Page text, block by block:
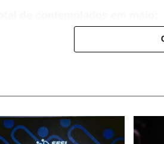
são trabalhadores da
são servidores públicos,
Público (Pasep), pagos pelo